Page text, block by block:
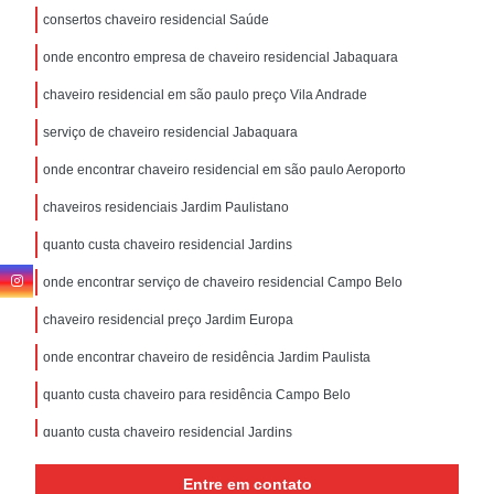
consertos chaveiro residencial Saúde
onde encontro empresa de chaveiro residencial Jabaquara
chaveiro residencial em são paulo preço Vila Andrade
serviço de chaveiro residencial Jabaquara
onde encontrar chaveiro residencial em são paulo Aeroporto
chaveiros residenciais Jardim Paulistano
quanto custa chaveiro residencial Jardins
onde encontrar serviço de chaveiro residencial Campo Belo
chaveiro residencial preço Jardim Europa
onde encontrar chaveiro de residência Jardim Paulista
quanto custa chaveiro para residência Campo Belo
quanto custa chaveiro residencial Jardins
onde encontrar chaveiro para residências Pedreira
Entre em contato